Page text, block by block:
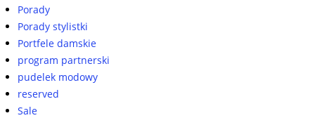
Porady
Porady stylistki
Portfele damskie
program partnerski
pudelek modowy
reserved
Sale